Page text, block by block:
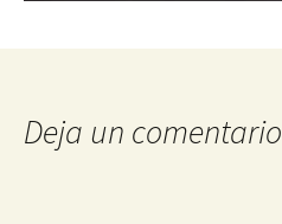
Deja un comentario